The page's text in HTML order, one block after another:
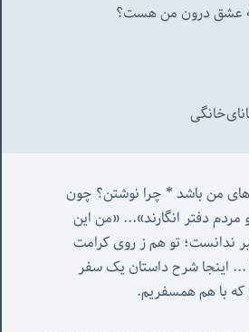
عشق درون من هست؟
...
با هم همسفریم.